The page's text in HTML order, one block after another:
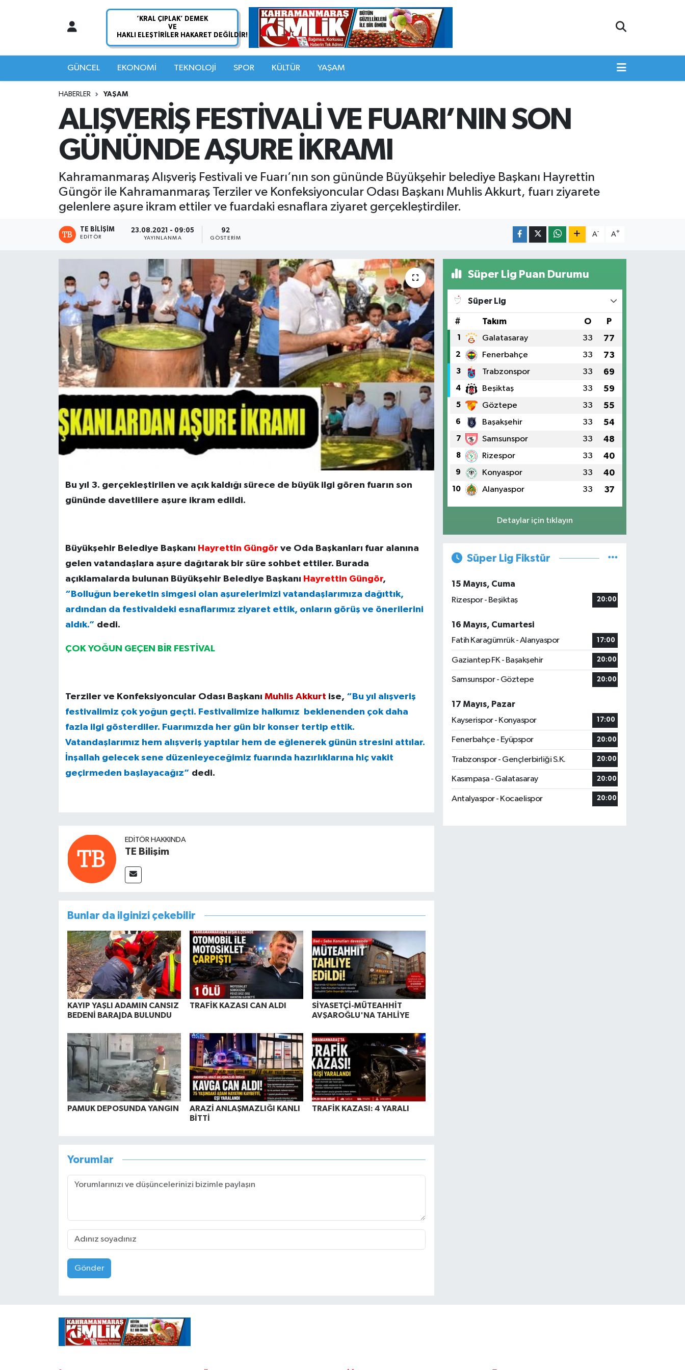
GÜNCEL EKONOMİ TEKNOLOJİ SPOR KÜLTÜR YAŞAM
HABERLER YAŞAM
ALIŞVERİŞ FESTİVALİ VE FUARI’NIN SON
GÜNÜNDE AŞURE İKRAMI
Kahramanmaraş Alışveriş Festivali ve Fuarı’nın son gününde Büyükşehir belediye Başkanı Hayrettin
Güngör ile Kahramanmaraş Terziler ve Konfeksiyoncular Odası Başkanı Muhlis Akkurt, fuarı ziyarete
gelenlere aşure ikram ettiler ve fuardaki esnaflara ziyaret gerçekleştirdiler.
TE BILIŞIM
EDITÖR
23.08.2021 - 09:05
YAYINLANMA
92
GÖSTERIM
A- A+
Bu yıl 3. gerçekleştirilen ve açık kaldığı sürece de büyük ilgi gören fuarın son
gününde davetlilere aşure ikram edildi.
Büyükşehir Belediye Başkanı Hayrettin Güngör ve Oda Başkanları fuar alanına
gelen vatandaşlara aşure dağıtarak bir süre sohbet ettiler. Burada
açıklamalarda bulunan Büyükşehir Belediye Başkanı Hayrettin Güngör,
“Bolluğun bereketin simgesi olan aşurelerimizi vatandaşlarımıza dağıttık,
ardından da festivaldeki esnaflarımız ziyaret ettik, onların görüş ve önerilerini
aldık.” dedi.
ÇOK YOĞUN GEÇEN BİR FESTİVAL
Terziler ve Konfeksiyoncular Odası Başkanı Muhlis Akkurt ise, “Bu yıl alışveriş
festivalimiz çok yoğun geçti. Festivalimize halkımız beklenenden çok daha
fazla ilgi gösterdiler. Fuarımızda her gün bir konser tertip ettik.
Vatandaşlarımız hem alışveriş yaptılar hem de eğlenerek günün stresini attılar.
İnşallah gelecek sene düzenleyeceğimiz fuarında hazırlıklarına hiç vakit
geçirmeden başlayacağız” dedi.
EDITÖR HAKKINDA
TE Bilişim
Bunlar da ilginizi çekebilir
KAYIP YAŞLI ADAMIN CANSIZ
BEDENİ BARAJDA BULUNDU
TRAFİK KAZASI CAN ALDI
SİYASETÇİ-MÜTEAHHİT
AVŞAROĞLU'NA TAHLİYE
PAMUK DEPOSUNDA YANGIN
ARAZİ ANLAŞMAZLIĞI KANLI
BİTTİ
TRAFİK KAZASI: 4 YARALI
Yorumlar
Gönder
Süper Lig Puan Durumu
Süper Lig
# Takım O P
1 Galatasaray 33 77
2 Fenerbahçe 33 73
3 Trabzonspor 33 69
4 Beşiktaş 33 59
5 Göztepe 33 55
6 Başakşehir 33 54
7 Samsunspor 33 48
8 Rizespor 33 40
9 Konyaspor 33 40
10 Alanyaspor 33 37
Detaylar için tıklayın
Süper Lig Fikstür
15 Mayıs, Cuma
Rizespor - Beşiktaş
20:00
16 Mayıs, Cumartesi
Fatih Karagümrük - Alanyaspor
17:00
Gaziantep FK - Başakşehir 20:00
Samsunspor - Göztepe 20:00
17 Mayıs, Pazar
Kayserispor - Konyaspor
17:00
Fenerbahçe - Eyüpspor 20:00
Trabzonspor - Gençlerbirliği S.K. 20:00
Kasımpaşa - Galatasaray 20:00
Antalyaspor - Kocaelispor 20:00
Hava Durumu
Namaz Vakitleri
Trafik Durumu
Süper Lig Puan Durumu ve Fikstür
Son Dakika Haberleri